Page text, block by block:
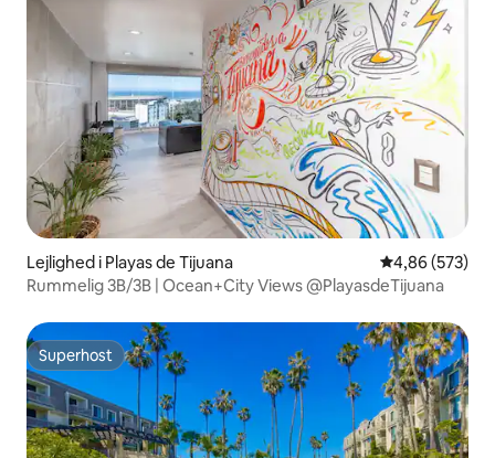
Lejlighed i Playas de Tijuana 4,86 ud af 5 i
4,86 (573)
Rummelig 3B/3B | Ocean+City Views @PlayasdeTijuana
Superhost
Superhost